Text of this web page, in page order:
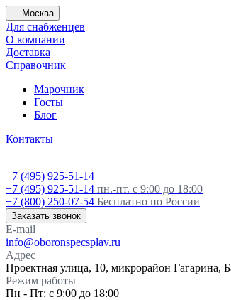
Москва
Для снабженцев
О компании
Доставка
Справочник
Марочник
Госты
Блог
Контакты
+7 (495) 925-51-14
+7 (495) 925-51-14 пн.-пт. с 9:00 до 18:00
+7 (800) 250-07-54 Бесплатно по России
Заказать звонок
E-mail
info@oboronspecsplav.ru
Адрес
Проектная улица, 10, микрорайон Гагарина,
Режим работы
Пн - Пт: с 9:00 до 18:00